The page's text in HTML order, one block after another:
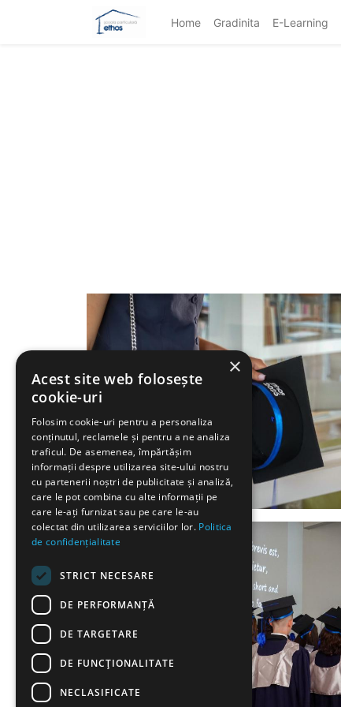
Home Gradinita E-Learning
×
Acest site web folosește
cookie-uri
Folosim cookie-uri pentru a personaliza
conținutul, reclamele și pentru a ne analiza
traficul. De asemenea, împărtășim
informații despre utilizarea site-ului nostru
cu partenerii noștri de publicitate și analiză,
care le pot combina cu alte informații pe
care le-ați furnizat sau pe care le-au
colectat din utilizarea serviciilor lor. Politica
de confidențialitate
STRICT NECESARE
DE PERFORMANȚĂ
DE TARGETARE
DE FUNCŢIONALITATE
NECLASIFICATE